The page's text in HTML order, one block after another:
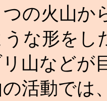
の火山か
な形をし
山などが
活動では